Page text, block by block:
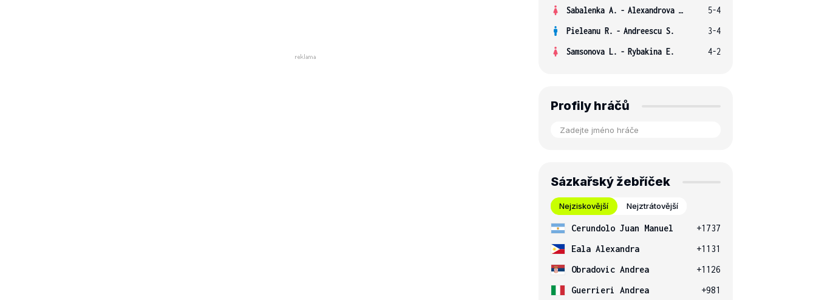
Sabalenka A. - Alexandrova E.
5-4
Pieleanu R. - Andreescu S.
3-4
Samsonova L. - Rybakina E. 4-2
Profily hráčů
Sázkařský žebříček
Nejziskovější Nejztrátovější
Cerundolo Juan Manuel
+1737
Eala Alexandra
+1131
Obradovic Andrea
+1126
Guerrieri Andrea
+981